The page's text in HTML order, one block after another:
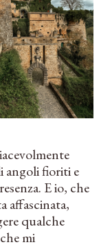
angoli fioriti e
E io, che
affascinata,
qualche
mi